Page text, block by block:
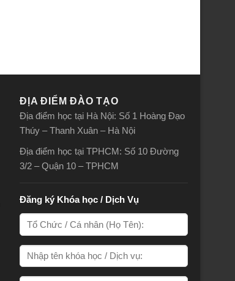
ĐỊA ĐIỂM ĐÀO TẠO
Địa điểm học tại Hà Nội: Số 1 Hoàng Đạo
Thúy – Thanh Xuân – Hà Nội
Địa điểm học tại TPHCM: Số 10 Đường
3/2 – Quận 10 – TPHCM
Đăng ký Khóa học / Dịch Vụ